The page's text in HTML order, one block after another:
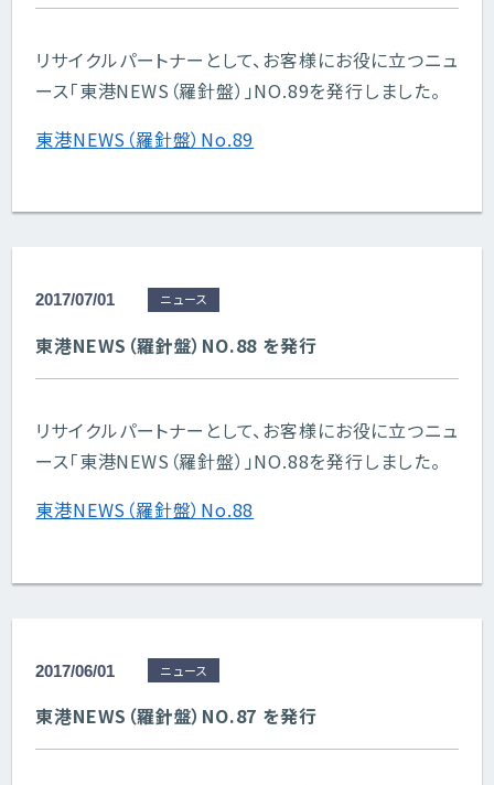
リサイクルパートナーとして、お客様にお役に立つニュ
ース「東港NEWS（羅針盤）」NO.89を発行しました。
東港NEWS（羅針盤）No.89
2017/07/01 ニュース
東港NEWS（羅針盤）NO.88 を発行
リサイクルパートナーとして、お客様にお役に立つニュ
ース「東港NEWS（羅針盤）」NO.88を発行しました。
東港NEWS（羅針盤）No.88
2017/06/01 ニュース
東港NEWS（羅針盤）NO.87 を発行